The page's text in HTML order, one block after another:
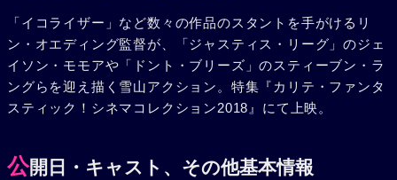
「イコライザー」など数々の作品のスタントを手がけるリ
ン・オエディング監督が、「ジャスティス・リーグ」のジェ
イソン・モモアや「ドント・ブリーズ」のスティーブン・ラ
ングらを迎え描く雪山アクション。特集『カリテ・ファンタ
スティック！シネマコレクション2018』にて上映。
公開日・キャスト、その他基本情報